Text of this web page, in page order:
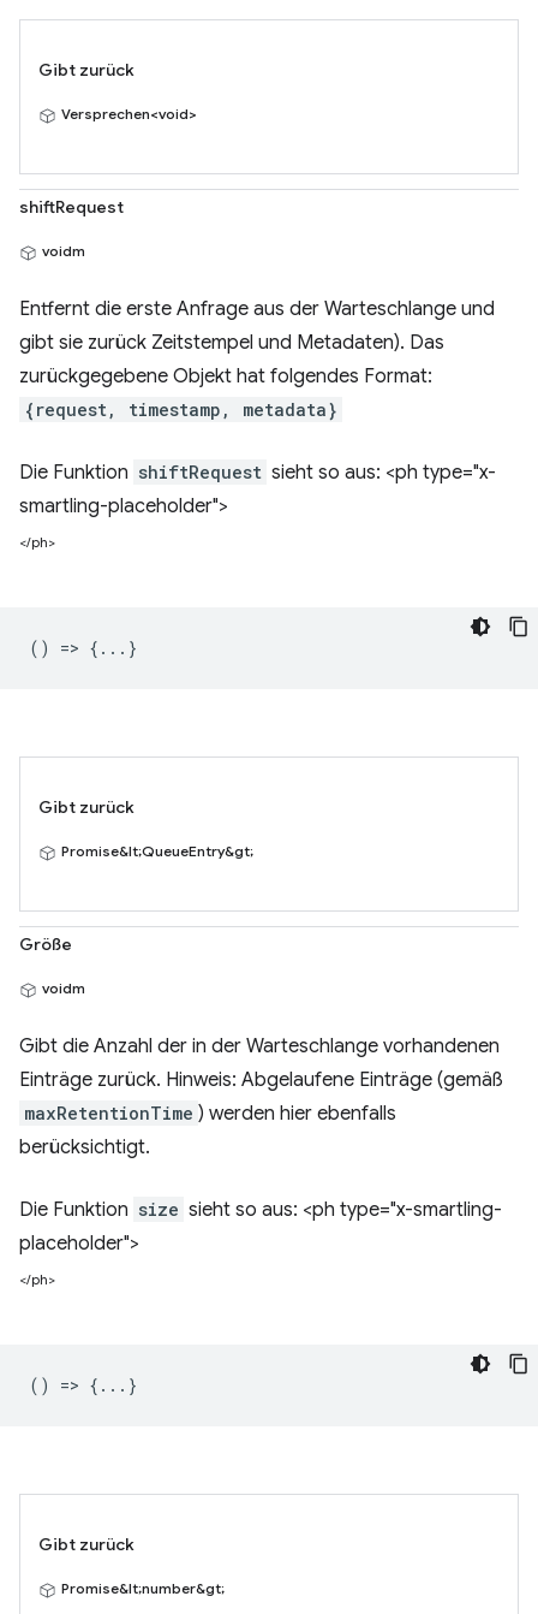
Gibt zurück
Versprechen<void>
shiftRequest
voidm
Entfernt die erste Anfrage aus der Warteschlange und
gibt sie zurück Zeitstempel und Metadaten). Das
zurückgegebene Objekt hat folgendes Format:
{request, timestamp, metadata}
Die Funktion shiftRequest sieht so aus: <ph type="x-
smartling-placeholder">
</ph>
() => {...}
Gibt zurück
Promise&lt;QueueEntry&gt;
Größe
voidm
Gibt die Anzahl der in der Warteschlange vorhandenen
Einträge zurück. Hinweis: Abgelaufene Einträge (gemäß
maxRetentionTime ) werden hier ebenfalls
berücksichtigt.
Die Funktion size sieht so aus: <ph type="x-smartling-
placeholder">
</ph>
() => {...}
Gibt zurück
Promise&lt;number&gt;